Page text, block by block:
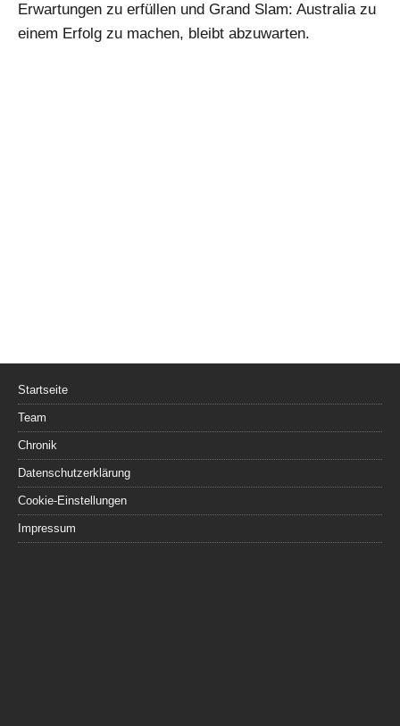
Erwartungen zu erfüllen und Grand Slam: Australia zu
einem Erfolg zu machen, bleibt abzuwarten.
Startseite
Team
Chronik
Datenschutzerklärung
Cookie-Einstellungen
Impressum